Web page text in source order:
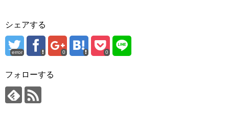
シェアする
error 0 0
フォローする